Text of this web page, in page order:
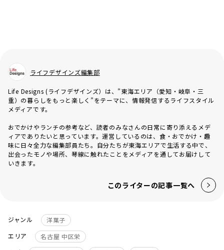
ライフデザインズ編集部
Life Designs (ライフデザインズ）は、”東海エリア（愛知・岐阜・三
重）の暮らしをもっと楽しく”をテーマに、情報発信するライフスタイル
メディアです。
おでかけやランチの参考など、読者のみなさんの日常に寄り添えるメデ
ィアでありたいと思っています。運営しているのは、食・おでかけ・趣
味に日々全力な編集部員たち。自分たちが東海エリアで生活する中で、
出会ったモノや場所、琴線に触れたことをメディアを通してお届けして
いきます。
このライターの記事一覧へ
ジャンル
洋菓子
エリア
名古屋 中区栄